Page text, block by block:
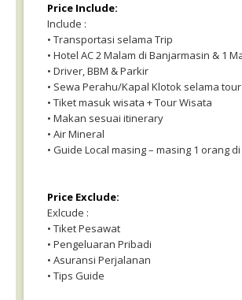
Price Include:
Include :
• Transportasi selama Trip
• Hotel AC 2 Malam di Banjarmasin & 1
• Driver, BBM & Parkir
• Sewa Perahu/Kapal Klotok selama tour
• Tiket masuk wisata + Tour Wisata
• Makan sesuai itinerary
• Air Mineral
• Guide Local masing – masing 1 orang
Price Exclude:
Exlcude :
• Tiket Pesawat
• Pengeluaran Pribadi
• Asuransi Perjalanan
• Tips Guide